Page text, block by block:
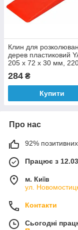
Клин для
дерев пластиковий
205 x 72 x 30 мм,
284 ₴
Купити
Про нас
92% позитивних
Працює з
м. Київ
ул.
Контакти
Сьогодні